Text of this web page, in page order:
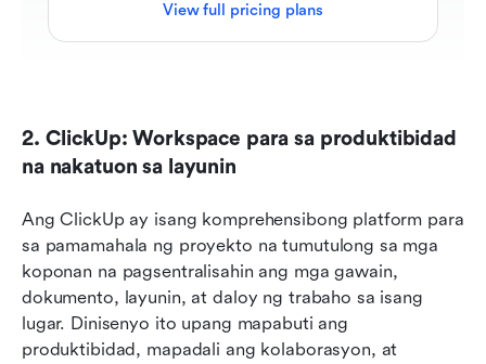
View full pricing plans
2. ClickUp: Workspace para sa produktibidad
na nakatuon sa layunin
Ang ClickUp ay isang komprehensibong platform para
sa pamamahala ng proyekto na tumutulong sa mga
koponan na pagsentralisahin ang mga gawain,
dokumento, layunin, at daloy ng trabaho sa isang
lugar. Dinisenyo ito upang mapabuti ang
produktibidad, mapadali ang kolaborasyon, at